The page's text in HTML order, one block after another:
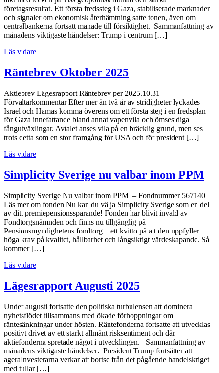
företagsresultat. Ett första fredssteg i Gaza, stabiliserade marknader
och signaler om ekonomisk återhämtning satte tonen, även om
centralbankerna fortsatt manade till försiktighet. Sammanfattning av
månadens viktigaste händelser: Trump i centrum […]
Läs vidare
Räntebrev Oktober 2025
Aktiebrev Lägesrapport Räntebrev per 2025.10.31
Förvaltarkommentar Efter mer än två år av stridigheter lyckades
Israel och Hamas komma överens om ett första steg i en fredsplan
för Gaza innefattande bland annat vapenvila och ömsesidiga
fångutväxlingar. Avtalet anses vila på en bräcklig grund, men ses
trots detta som en stor framgång för USA och för president […]
Läs vidare
Simplicity Sverige nu valbar inom PPM
Simplicity Sverige Nu valbar inom PPM – Fondnummer 567140
Läs mer om fonden Nu kan du välja Simplicity Sverige som en del
av ditt premiepensionssparande! Fonden har blivit invald av
Fondtorgsnämnden och finns nu tillgänglig på
Pensionsmyndighetens fondtorg – ett kvitto på att den uppfyller
höga krav på kvalitet, hållbarhet och långsiktigt värdeskapande. Så
kommer […]
Läs vidare
Lägesrapport Augusti 2025
Under augusti fortsatte den politiska turbulensen att dominera
nyhetsflödet tillsammans med ökade förhoppningar om
räntesänkningar under hösten. Räntefonderna fortsatte att utvecklas
positivt drivet av ett starkt allmänt risksentiment och där
aktiefonderna spretade något i utvecklingen. Sammanfattning av
månadens viktigaste händelser: President Trump fortsätter att
ageraInvesterarna verkar att bortse från det pågående handelskriget
med tullar […]